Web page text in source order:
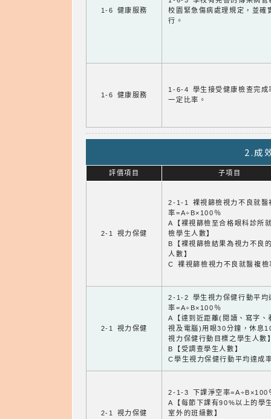
1-6 健康服務
校園緊急傷病處理規定，並確
行。
1-6 健康服務
1-6-4 學生接受健康檢查完成
一定比率。
2.成
評價項目 子項目
2-1 視力保健
2-1-1 裸視篩檢視力不良就醫
率=A÷B×100％
A【裸視篩檢至合格眼科診所
檢學生人數】
B【裸視篩檢結果為視力不良
人數】
C 裸視篩檢視力不良就醫複檢
2-1 視力保健
2-1-2 學生視力保健行動平均
率=A÷B×100％
A【達到近距離(閱讀、寫字、
視及電腦)用眼30分鐘，休息
視力保健行動目標之學生人數
B【受調查學生人數】
C學生視力保健行動平均達成
2-1 視力保健
2-1-3 下課淨空率=A÷B×100
A【每節下課有90%以上的學
室外的班級數】